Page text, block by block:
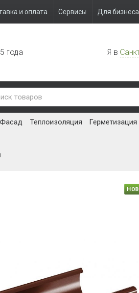
и оплата Сервисы Для бизнеса
года Я в
Фасад Теплоизоляция Герметизация